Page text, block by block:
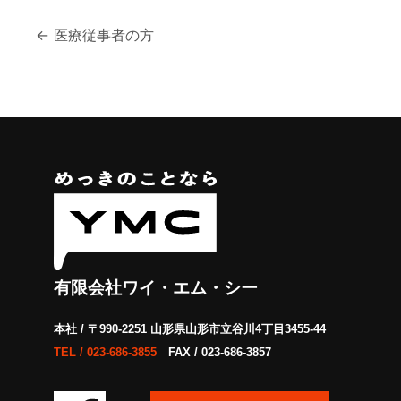
投
ゲ
ー
ョ
ン
← 医療従事者の方
有限会社ワイ・エム・シー
本社 / 〒990-2251 山形県山形市立谷川4丁目3455-44
TEL / 023-686-3855 FAX / 023-686-3857